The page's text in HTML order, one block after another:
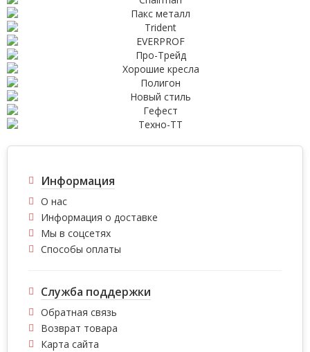
Информация
О нас
Информация о доставке
Мы в соцсетях
Способы оплаты
Служба поддержки
Обратная связь
Возврат товара
Карта сайта